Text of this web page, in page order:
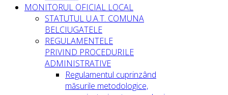
MONITORUL OFICIAL LOCAL
STATUTUL U.A.T. COMUNA
BELCIUGATELE
REGULAMENTELE
PRIVIND PROCEDURILE
ADMINISTRATIVE
Regulamentul cuprinzând
măsurile metodologice,